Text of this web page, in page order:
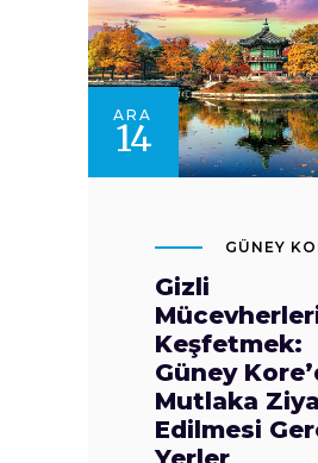
ARA
14
GÜNEY
Gizli
Keşfetmek:
Güney
Mutlaka
Edilmesi